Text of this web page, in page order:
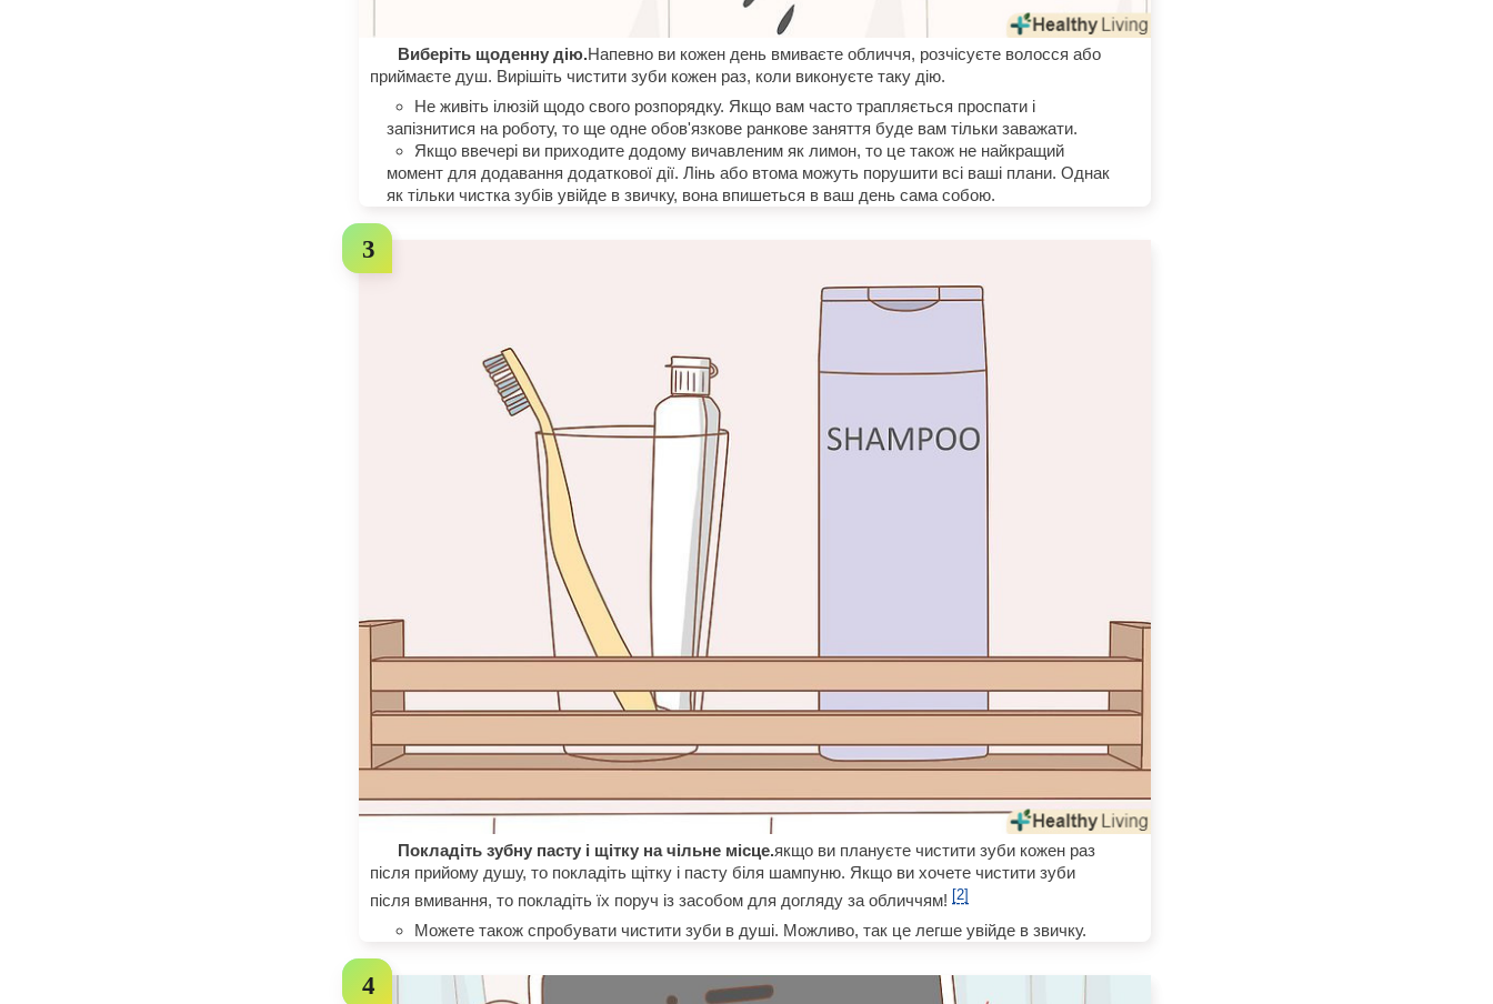
Виберіть щоденну дію.Напевно ви кожен день вмиваєте обличчя, розчісуєте волосся або
приймаєте душ. Вирішіть чистити зуби кожен раз, коли виконуєте таку дію.
Не живіть ілюзій щодо свого розпорядку. Якщо вам часто трапляється проспати і
запізнитися на роботу, то ще одне обов'язкове ранкове заняття буде вам тільки заважати.
Якщо ввечері ви приходите додому вичавленим як лимон, то це також не найкращий
момент для додавання додаткової дії. Лінь або втома можуть порушити всі ваші плани. Однак
як тільки чистка зубів увійде в звичку, вона впишеться в ваш день сама собою.
Покладіть зубну пасту і щітку на чільне місце.якщо ви плануєте чистити зуби кожен раз
після прийому душу, то покладіть щітку і пасту біля шампуню. Якщо ви хочете чистити зуби
після вмивання, то покладіть їх поруч із засобом для догляду за обличчям! [2]
Можете також спробувати чистити зуби в душі. Можливо, так це легше увійде в звичку.